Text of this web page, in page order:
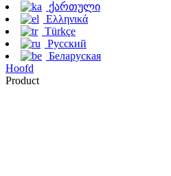
ქართული
Ελληνικά
Türkçe
Русский
Беларуская
Hoofd
Product